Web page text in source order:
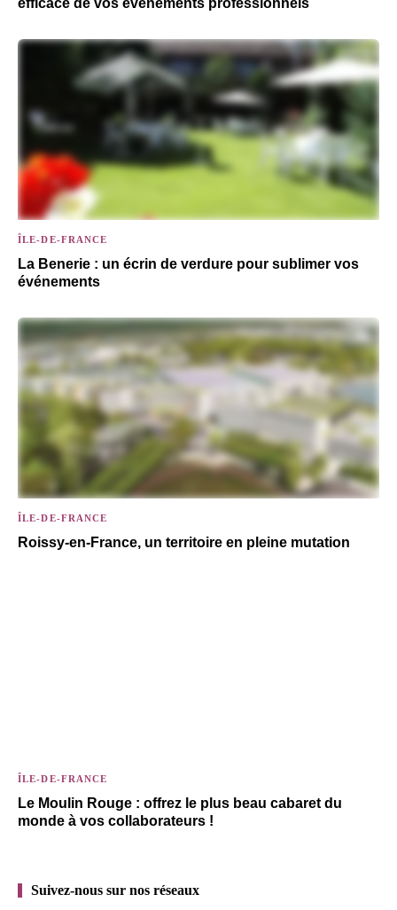
efficace de vos évènements professionnels
ÎLE-DE-FRANCE
La Benerie : un écrin de verdure pour sublimer vos
événements
ÎLE-DE-FRANCE
Roissy-en-France, un territoire en pleine mutation
ÎLE-DE-FRANCE
Le Moulin Rouge : offrez le plus beau cabaret du
monde à vos collaborateurs !
Suivez-nous sur nos réseaux